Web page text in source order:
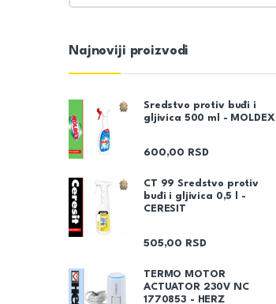
Najnoviji proizvodi
Sredstvo protiv buđi i
gljivica 500 ml - MOLDEX
600,00 RSD
CT 99 Sredstvo protiv
buđi i gljivica 0,5 l -
CERESIT
505,00 RSD
TERMO MOTOR
ACTUATOR 230V NC
1770853 - HERZ